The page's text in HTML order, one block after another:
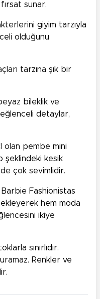
sunar.
giyim tarzıyla
olduğunu
tarzına şık bir
bileklik ve
detaylar,
olan pembe mini
şeklindeki kesik
çok sevimlidir.
Fashionistas
hem moda
ikiye
sınırlıdır.
Renkler ve